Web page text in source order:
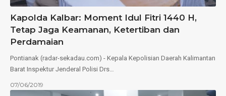
Kapolda Kalbar: Moment Idul Fitri 1440 H,
Tetap Jaga Keamanan, Ketertiban dan
Perdamaian
Pontianak (radar-sekadau.com) - Kepala Kepolisian Daerah Kalimantan
Barat Inspektur Jenderal Polisi Drs…
07/06/2019